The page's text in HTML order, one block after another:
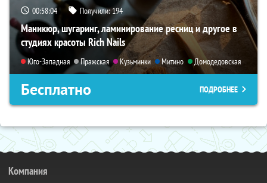
00:58:03 Получили:194
Маникюр, шугаринг, ламинирование ресниц и другое в
студиях красоты Rich Nails
Юго-Западная Пражская Кузьминки Митино Домодедовская
Бесплатно ПОДРОБНЕЕ
Компания